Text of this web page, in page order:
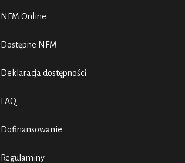
NFM Online
Dostępne NFM
Deklaracja dostępności
FAQ
Dofinansowanie
Regulaminy